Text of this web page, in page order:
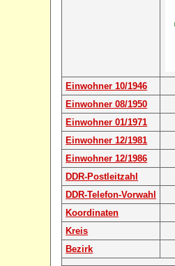
Einwohner 10/1946
Einwohner 08/1950
Einwohner 01/1971
Einwohner 12/1981
Einwohner 12/1986
DDR-Postleitzahl
DDR-Telefon-Vorwahl
Koordinaten
Kreis
Bezirk